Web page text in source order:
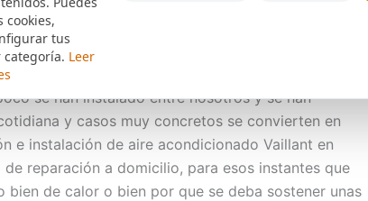
Vaillant en Mérida ya no es algo estacional y
muchos años los sistemas de climatización
se han instalado entre nosotros y se han
y casos muy concretos se convierten en
e instalación de aire acondicionado Vaillant en
reparación a domicilio, para esos instantes que
de calor o bien por que se deba sostener unas
cookies,
tus
Leer